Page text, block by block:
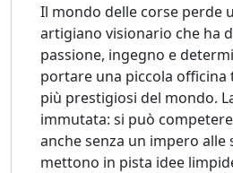
Il mondo delle corse perde
artigiano visionario che ha
passione, ingegno e
portare una piccola officina
più prestigiosi del mondo.
immutata: si può
anche senza un impero alle
mettono in pista idee